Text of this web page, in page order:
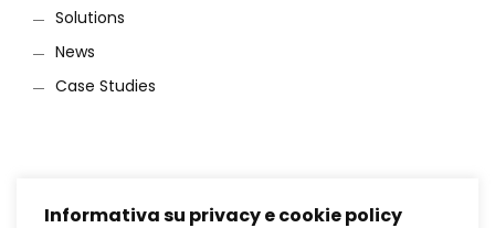
Solutions
News
Case Studies
Informativa su privacy e cookie policy